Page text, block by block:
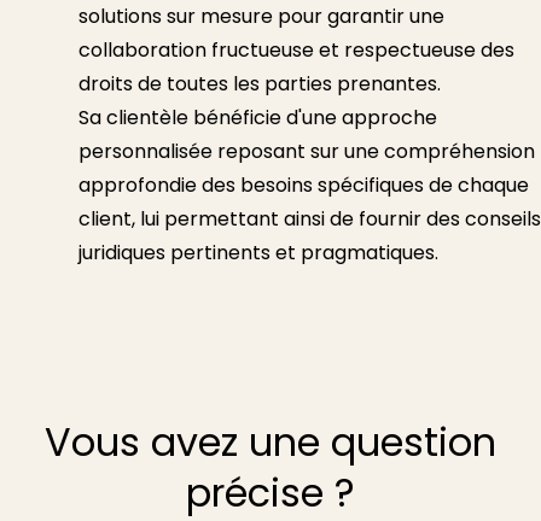
solutions sur mesure pour garantir une
collaboration fructueuse et respectueuse des
droits de toutes les parties prenantes.
Sa clientèle bénéficie d'une approche
personnalisée reposant sur une compréhension
approfondie des besoins spécifiques de chaque
client, lui permettant ainsi de fournir des conseils
juridiques pertinents et pragmatiques.
Vous avez une question
précise ?